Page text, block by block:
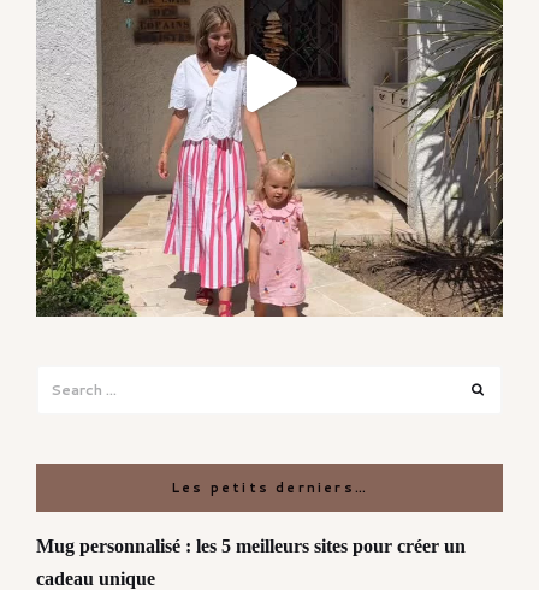
Les petits derniers…
Mug personnalisé : les 5 meilleurs sites pour créer un
cadeau unique